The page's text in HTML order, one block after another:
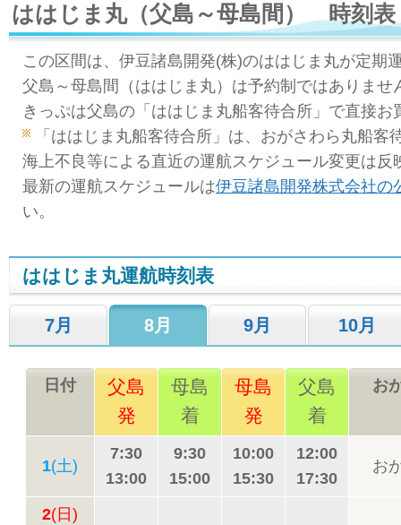
ははじま丸（父島～母島間） 時刻表
この区間は、伊豆諸島開発(株)のははじま丸が定期
父島～母島間（ははじま丸）は予約制ではありませ
きっぷは父島の「ははじま丸船客待合所」で直接お
「ははじま丸船客待合所」は、おがさわら丸船客
海上不良等による直近の運航スケジュール変更は反
最新の運航スケジュールは伊豆諸島開発株式会社の
い。
ははじま丸運航時刻表
7月 8月 9月 10月
日付
父島
発
母島
着
母島
発
父島
着
お
1(土)
7:30
13:00
9:30
15:00
10:00
15:30
12:00
17:30
お
2(日)